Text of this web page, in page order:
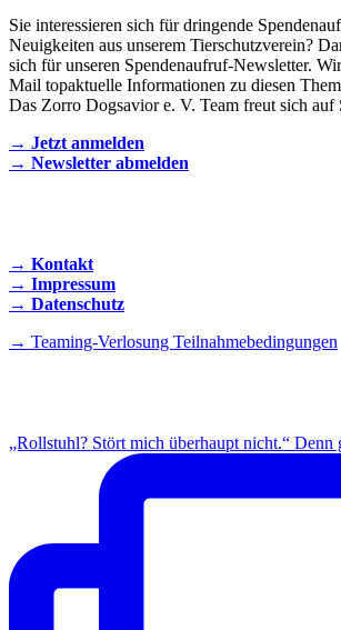
Sie interessieren sich für dringende
Neuigkeiten aus unserem Tierschutzverein?
sich für unseren Spendenaufruf-Newsletter.
Mail topaktuelle Informationen zu diesen
Das Zorro Dogsavior e. V. Team freut sich auf
→ Jetzt anmelden
→ Newsletter abmelden
→ Kontakt
→ Impressum
→ Datenschutz
→ Teaming-Verlosung Teilnahmebedingungen
„Rollstuhl? Stört mich überhaupt nicht.“ Denn